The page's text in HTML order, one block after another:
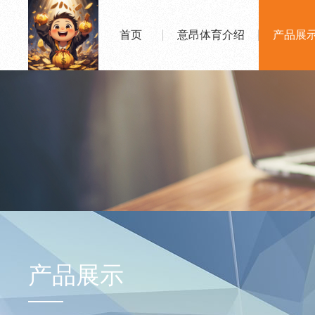
首页 意昂体育介绍 产品展
产品展示